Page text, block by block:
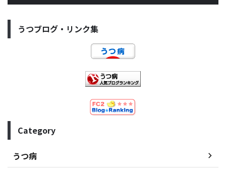
うつブログ・リンク集
Category
うつ病